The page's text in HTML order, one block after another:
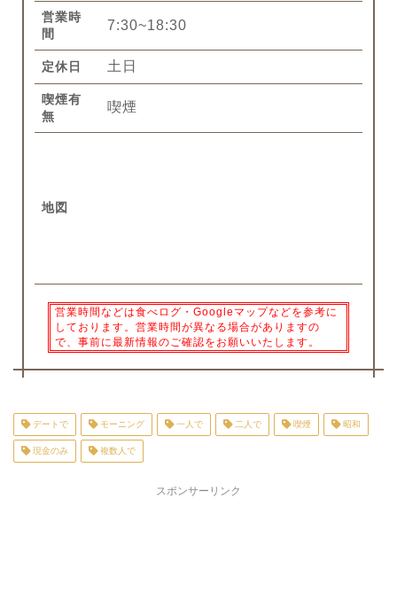
営業時
間
7:30~18:30
定休日 土日
喫煙有
無
喫煙
地図
営業時間などは食べログ・Googleマップなどを参考に
しております。営業時間が異なる場合がありますの
で、事前に最新情報のご確認をお願いいたします。
デートで モーニング 一人で 二人で 喫煙 昭和
現金のみ 複数人で
スポンサーリンク